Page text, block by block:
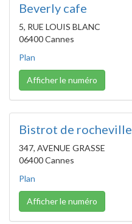
Beverly cafe
5, RUE LOUIS BLANC
06400 Cannes
Plan
Afficher le numéro
Bistrot de rocheville
347, AVENUE GRASSE
06400 Cannes
Plan
Afficher le numéro